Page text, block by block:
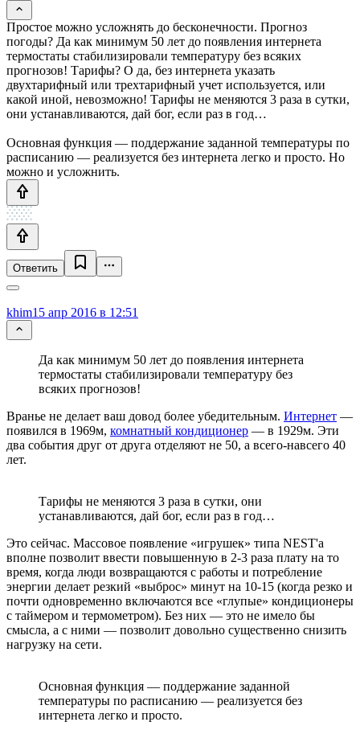
Простое можно усложнять до бесконечности. Прогноз
погоды? Да как минимум 50 лет до появления интернета
термостаты стабилизировали температуру без всяких
прогнозов! Тарифы? О да, без интернета указать
двухтарифный или трехтарифный учет используется, или
какой иной, невозможно! Тарифы не меняются 3 раза в сутки,
они устанавливаются, дай бог, если раз в год…
Основная функция — поддержание заданной температуры по
расписанию — реализуется без интернета легко и просто. Но
можно и усложнить.
Ответить
khim15 апр 2016 в 12:51
Да как минимум 50 лет до появления интернета
термостаты стабилизировали температуру без
всяких прогнозов!
Вранье не делает ваш довод более убедительным. Интернет —
появился в 1969м, комнатный кондиционер — в 1929м. Эти
два события друг от друга отделяют не 50, а всего-навсего 40
лет.
Тарифы не меняются 3 раза в сутки, они
устанавливаются, дай бог, если раз в год…
Это сейчас. Массовое появление «игрушек» типа NEST'а
вполне позволит ввести повышенную в 2-3 раза плату на то
время, когда люди возвращаются с работы и потребление
энергии делает резкий «выброс» минут на 10-15 (когда резко и
почти одновременно включаются все «глупые» кондиционеры
с таймером и термометром). Без них — это не имело бы
смысла, а с ними — позволит довольно существенно снизить
нагрузку на сети.
Основная функция — поддержание заданной
температуры по расписанию — реализуется без
интернета легко и просто.